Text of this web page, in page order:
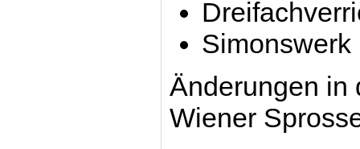
Simonswerk
Änderungen in
Wiener